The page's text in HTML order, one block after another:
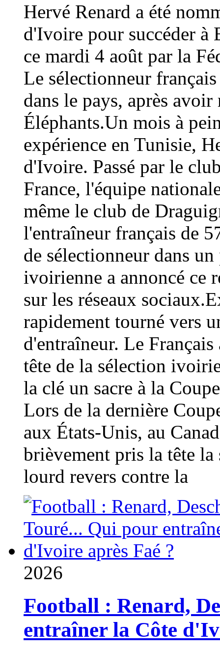
Hervé Renard a été
d'Ivoire pour succéder à
ce mardi 4 août par la
Le sélectionneur
dans le pays, après
Éléphants.Un mois à
expérience en Tunisie,
d'Ivoire. Passé par le
France, l'équipe
même le club de
l'entraîneur français de
de sélectionneur dans
ivoirienne a annoncé ce
sur les réseaux
rapidement tourné vers
d'entraîneur. Le
tête de la sélection
la clé un sacre à la
Lors de la dernière
aux États-Unis, au
brièvement pris la tête
lourd revers contre la
2026
Football : Renard,
entraîner la Côte